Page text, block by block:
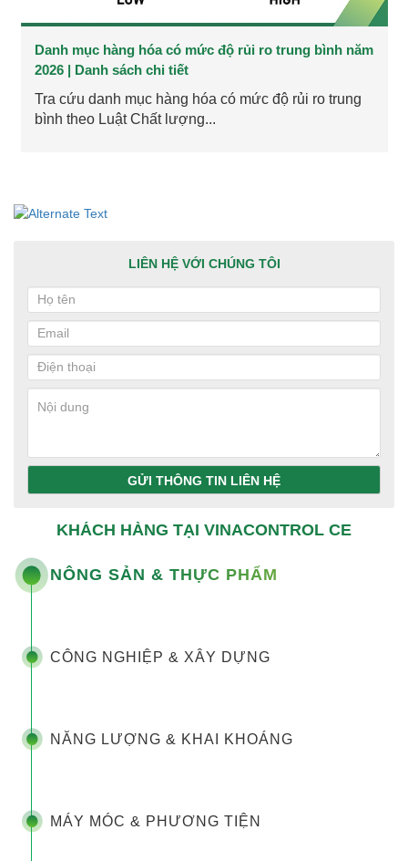
Danh mục hàng hóa có mức độ rủi ro trung bình năm
2026 | Danh sách chi tiết
Tra cứu danh mục hàng hóa có mức độ rủi ro trung
bình theo Luật Chất lượng...
LIÊN HỆ VỚI CHÚNG TÔI
GỬI THÔNG TIN LIÊN HỆ
KHÁCH HÀNG TẠI VINACONTROL CE
NÔNG SẢN & THỰC PHẨM
CÔNG NGHIỆP & XÂY DỰNG
NĂNG LƯỢNG & KHAI KHOÁNG
MÁY MÓC & PHƯƠNG TIỆN